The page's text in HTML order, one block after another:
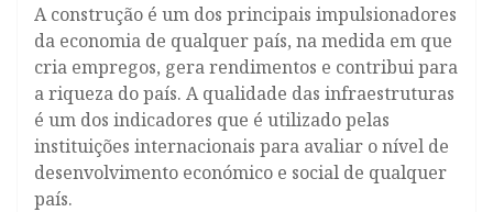
A construção é um dos principais impulsionadores
da economia de qualquer país, na medida em que
cria empregos, gera rendimentos e contribui para
a riqueza do país. A qualidade das infraestruturas
é um dos indicadores que é utilizado pelas
instituições internacionais para avaliar o nível de
desenvolvimento económico e social de qualquer
país.